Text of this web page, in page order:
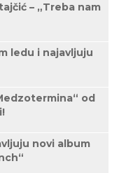
– „Treba nam
ledu i najavljuju
od
novi album